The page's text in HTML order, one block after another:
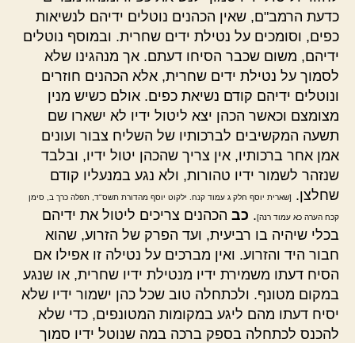
כדעת הרמב"ם, שאין הכהנים נוטלים ידיהם לנשיאות
כפים, וסומכים על נטילת ידים שחרית. ובמוסף נוטלים
ידיהם, משום שכבר הסיחו דעתם. אך מנהגינו שלא
לסמוך על נטילת ידים שחרית, אלא הכהנים חוזרים
ונוטלים ידיהם קודם נשיאת כפים. אולם כשיש מנין
מצומצם וכאשר הכהן יצא ליטול ידיו לא ישארו שם
תשעה המקשיבים לברכותיו של השליח צבור ועונים
אמן אחר ברכותיו, אין צריך שהכהן יטול ידיו, ובלבד
שנזהר לשמור ידיו טהורות, ולא נגע במנעליו קודם
שחלצן.
[שארית יוסף חלק ג עמוד קנח. ילקוט יוסף מהדורת תשס"ד, תפלה כרך ב, סימן
קכח הערה כא עמוד רנה]. כב הכהנים צריכים ליטול את ידיהם
בכלי שיהיה בו רביעית, ועד הפרק של הזרוע, שהוא
חבור היד והזרוע. ואין מברכים על נטילה זו אפילו אם
הסיח דעתו משמירת ידיו מנטילת ידיו שחרית, או שנגע
במקום מטונף. ולכתחלה טוב שכל כהן ישמור ידיו שלא
יסיח דעתו מהם ליגע במקומות המטונפים, כדי שלא
להכנס לכתחלה בספק ברכה במה שנוטל ידיו סמוך